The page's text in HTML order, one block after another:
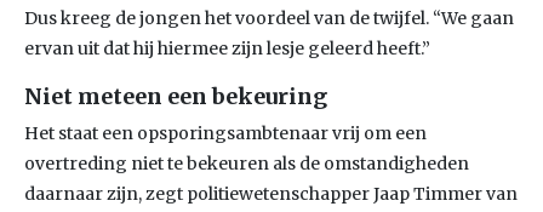
Dus kreeg de jongen het voordeel van de twijfel. “We gaan
ervan uit dat hij hiermee zijn lesje geleerd heeft.”
Niet meteen een bekeuring
Het staat een opsporingsambtenaar vrij om een
overtreding niet te bekeuren als de omstandigheden
daarnaar zijn, zegt politiewetenschapper Jaap Timmer van